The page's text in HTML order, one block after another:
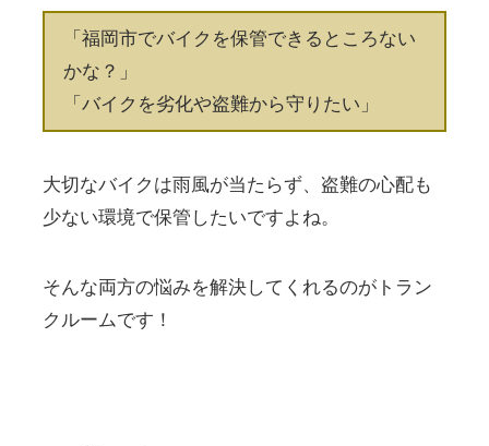
「福岡市でバイクを保管できるところない
かな？」
「バイクを劣化や盗難から守りたい」
大切なバイクは雨風が当たらず、盗難の心配も
少ない環境で保管したいですよね。
そんな両方の悩みを解決してくれるのがトラン
クルームです！